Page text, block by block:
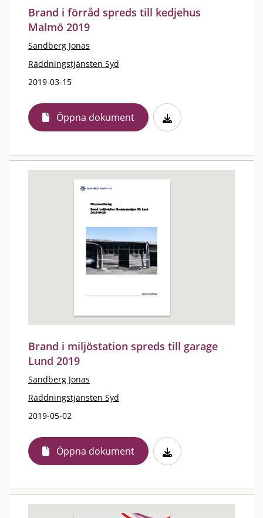
Brand i förråd spreds till kedjehus
Malmö 2019
Sandberg Jonas
Räddningstjänsten Syd
2019-03-15
Öppna dokument
Brand i miljöstation spreds till garage
Lund 2019
Sandberg Jonas
Räddningstjänsten Syd
2019-05-02
Öppna dokument